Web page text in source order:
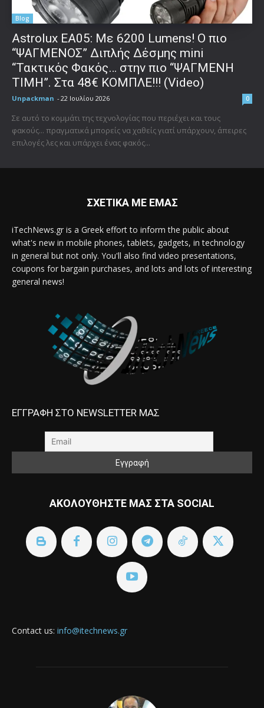
Blog
Astrolux ΕΑ05: Με 6200 Lumens! Ο πιο
“ΨΑΓΜΕΝΟΣ” Διπλής Δέσμης mini
“Τακτικός Φακός… στην πιο “ΨΑΓΜΕΝΗ
ΤΙΜΗ”. Στα 48€ ΚΟΜΠΛΕ!!! (Video)
Unpackman - 22 Ιουλίου 2026 0
Σε αυτό το κομμάτι της τεχνολογίας που περιέχει και τους
φακούς... πραγματικά μπορείς να χαθείς γιατί υπάρχουν, άπειρες
επιλογές λες και υπάρχει ένας φακός...
ΣΧΕΤΙΚΑ ΜΕ ΕΜΑΣ
iTechNews.gr is a Greek effort to inform the public about
what's new in mobile phones, tablets, gadgets, in technology
in general but not only. You'll also find video presentations,
coupons for bargain purchases, and lots and lots of interesting
general news!
ΕΓΓΡΑΦΗ ΣΤΟ NEWSLETTER ΜΑΣ
ΑΚΟΛΟΥΘΗΣΤΕ ΜΑΣ ΣΤΑ SOCIAL
Contact us: info@itechnews.gr